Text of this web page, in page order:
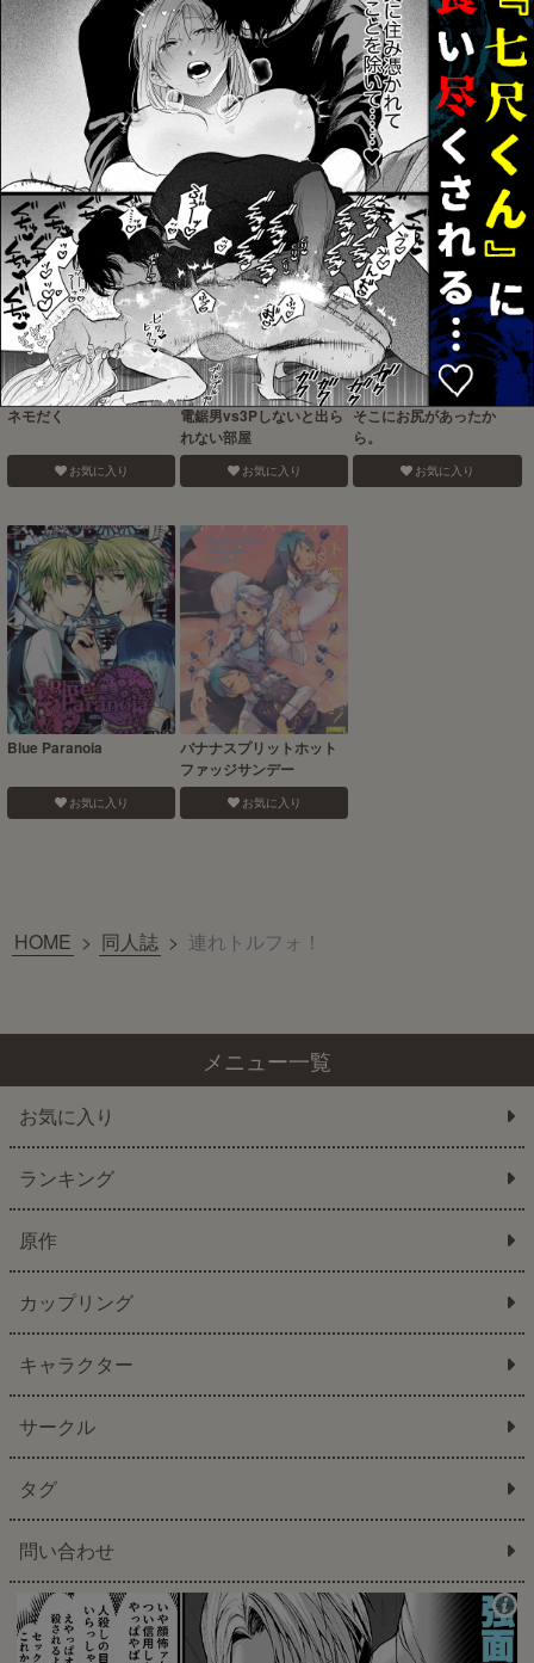
光が呼ぶほうへ
お気に入り
仁義無きセ○クスバトル 10月のごちそう
お気に入り
ネモだく
お気に入り
電鋸男vs3Pしないと出ら
れない部屋
お気に入り
そこにお尻があったか
ら。
お気に入り
Blue Paranoia
お気に入り
バナナスプリットホット
ファッジサンデー
お気に入り
HOME > 同人誌 > 連れトルフォ！
メニュー一覧
お気に入り
ランキング
原作
カップリング
キャラクター
サークル
タグ
問い合わせ